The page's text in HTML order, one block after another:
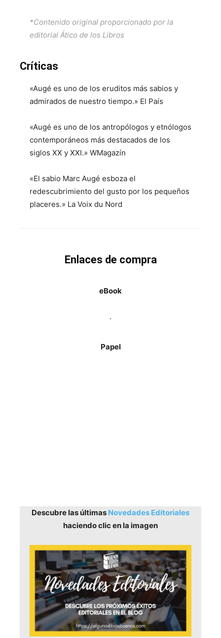
*Contenido original proporcionado por la
editorial Ático de los Libros
Críticas
«Augé es uno de los eruditos más sabios y
admirados de nuestro tiempo.» El País
«Augé es uno de los antropólogos y etnólogos
contemporáneos más destacados de los
siglos XX y XXI.» WMagazín
«El sabio Marc Augé esboza el
redescubrimiento del gusto por los pequeños
placeres.» La Voix du Nord
Enlaces de compra
eBook
.
Papel
Descubre las últimas Novedades Editoriales
haciendo clic en la imagen